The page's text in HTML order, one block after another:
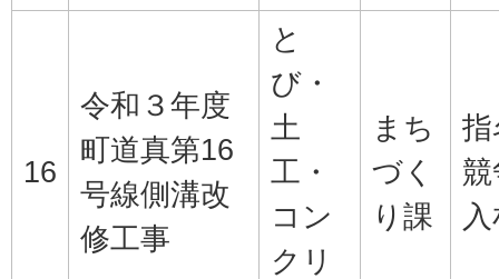
16
令和３年度
町道真第16
号線側溝改
修工事
と
び・
土
工・
コン
クリ
まち
づく
り課
指